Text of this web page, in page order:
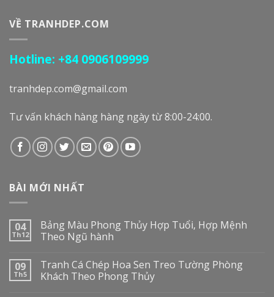
VỀ TRANHDEP.COM
Hotline: +84 0906109999
tranhdep.com@gmail.com
Tư vấn khách hàng hàng ngày từ 8:00-24:00.
BÀI MỚI NHẤT
04
Th12
Bảng Màu Phong Thủy Hợp Tuổi, Hợp Mệnh
Theo Ngũ hành
09
Th5
Tranh Cá Chép Hoa Sen Treo Tường Phòng
Khách Theo Phong Thủy